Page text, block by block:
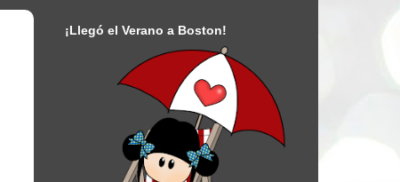
¡Llegó el Verano a Boston!